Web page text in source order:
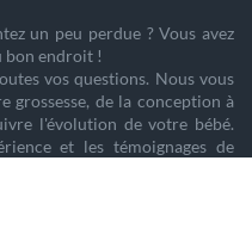
un peu perdue ? Vous avez
bon endroit !
vos questions. Nous vous
grossesse, de la conception à
l'évolution de votre bébé.
et les témoignages de